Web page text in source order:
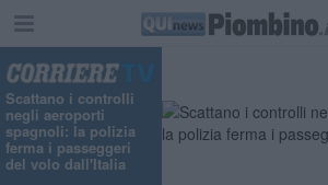
Scattano i controlli
negli aeroporti
spagnoli: la polizia
ferma i passeggeri
del volo dall'Italia